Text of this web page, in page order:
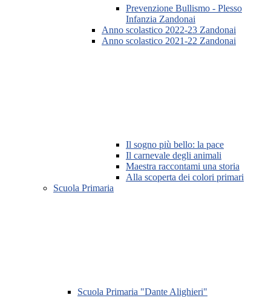
Prevenzione Bullismo - Plesso
Infanzia Zandonai
Anno scolastico 2022-23 Zandonai
Anno scolastico 2021-22 Zandonai
Il sogno più bello: la pace
Il carnevale degli animali
Maestra raccontami una storia
Alla scoperta dei colori primari
Scuola Primaria
Scuola Primaria "Dante Alighieri"